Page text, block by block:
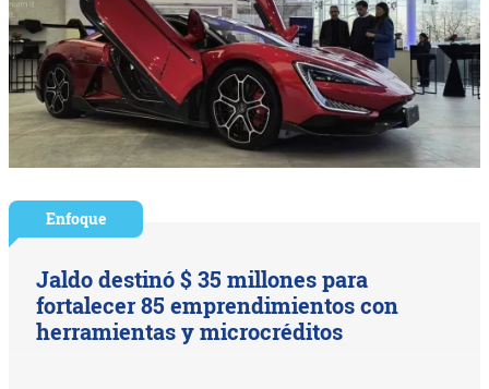
Enfoque
Jaldo destinó $ 35 millones para
fortalecer 85 emprendimientos con
herramientas y microcréditos